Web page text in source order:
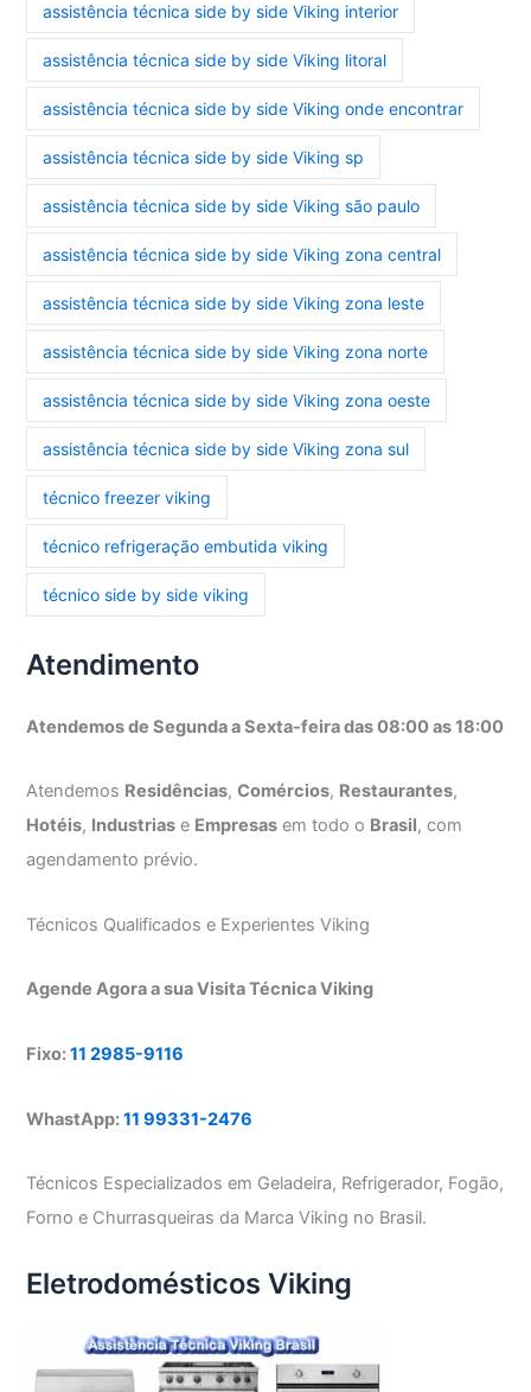
assistência técnica side by side Viking interior
assistência técnica side by side Viking litoral
assistência técnica side by side Viking onde encontrar
assistência técnica side by side Viking sp
assistência técnica side by side Viking são paulo
assistência técnica side by side Viking zona central
assistência técnica side by side Viking zona leste
assistência técnica side by side Viking zona norte
assistência técnica side by side Viking zona oeste
assistência técnica side by side Viking zona sul
técnico freezer viking
técnico refrigeração embutida viking
técnico side by side viking
Atendimento
Atendemos de Segunda a Sexta-feira das 08:00 as 18:00
Atendemos Residências,Comércios, Restaurantes,
Hotéis, Industrias e Empresas em todo o Brasil, com
agendamento prévio.
Técnicos Qualificados e Experientes Viking
Agende Agora a sua Visita Técnica Viking
Fixo:11 2985-9116
WhastApp:11 99331-2476
Técnicos Especializados em Geladeira, Refrigerador, Fogão,
Forno e Churrasqueiras da Marca Viking no Brasil.
Eletrodomésticos Viking